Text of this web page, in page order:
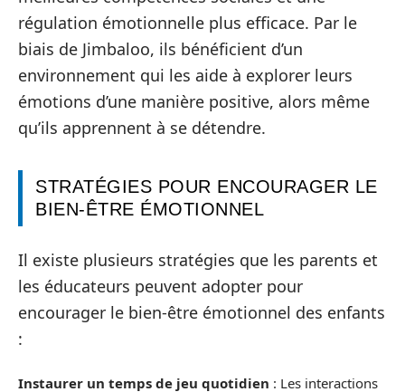
régulation émotionnelle plus efficace. Par le
biais de Jimbaloo, ils bénéficient d’un
environnement qui les aide à explorer leurs
émotions d’une manière positive, alors même
qu’ils apprennent à se détendre.
STRATÉGIES POUR ENCOURAGER LE
BIEN-ÊTRE ÉMOTIONNEL
Il existe plusieurs stratégies que les parents et
les éducateurs peuvent adopter pour
encourager le bien-être émotionnel des enfants
:
Instaurer un temps de jeu quotidien : Les interactions